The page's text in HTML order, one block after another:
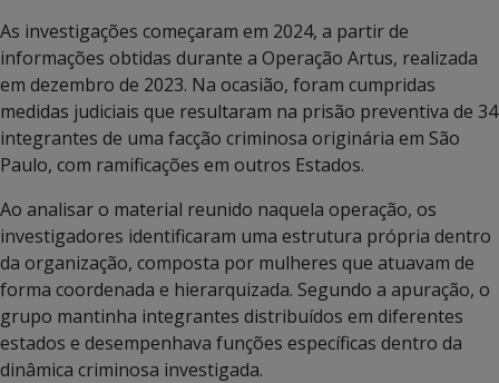
As investigações começaram em 2024, a partir de
informações obtidas durante a Operação Artus, realizada
em dezembro de 2023. Na ocasião, foram cumpridas
medidas judiciais que resultaram na prisão preventiva de 34
integrantes de uma facção criminosa originária em São
Paulo, com ramificações em outros Estados.
Ao analisar o material reunido naquela operação, os
investigadores identificaram uma estrutura própria dentro
da organização, composta por mulheres que atuavam de
forma coordenada e hierarquizada. Segundo a apuração, o
grupo mantinha integrantes distribuídos em diferentes
estados e desempenhava funções específicas dentro da
dinâmica criminosa investigada.